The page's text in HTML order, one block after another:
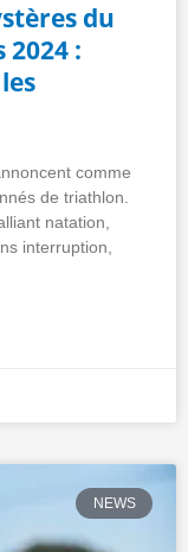
du
:
comme
de triathlon.
natation,
interruption,
NEWS